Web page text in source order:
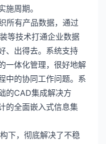
施周期。
所有产品数据，通过
等技术打通企业数据
、出得去。系统支持
一体化管理，很好地解
中的协同工作问题。系
的CAD集成解决方
的全面嵌入式信息集
下，彻底解决了不稳